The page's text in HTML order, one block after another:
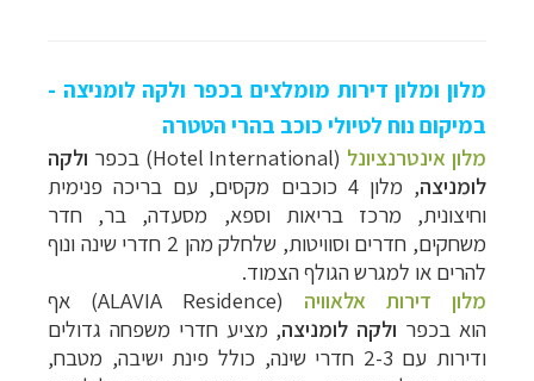
מלון ומלון דירות מומלצים בכפר ולקה לומניצה -
במיקום נוח לטיולי כוכב בהרי הטטרה
מלון אינטרנציונל (
Hotel International) בכפר ולקה
לומניצה
, מלון 4 כוכבים מקסים, עם בריכה פנימית
וחיצונית, מרכז בריאות וספא, מסעדה, בר, חדר
משחקים, חדרים וסוויטות, שלחלק מהן 2 חדרי שינה ונוף
להרים או למגרש הגולף הצמוד.
מלון דירות אלאוויה (
ALAVIA Residence
) אף
הוא בכפר ולקה לומניצה, מציע חדרי משפחה גדולים
ודירות עם 2-3 חדרי שינה, כולל פינת ישיבה, מטבח,